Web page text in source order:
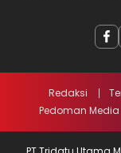
Redaksi
Pedoman Media